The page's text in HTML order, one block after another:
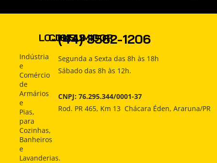
Indústria
e
Comércio
de
Armários
e
Pias,
para
Cozinhas,
Banheiros
e
Lavanderias.
LOJISTAS
Produtos
Como
Indústria
Notícias
CONSUMIDOR
Produtos
Como
Indústria
Notícias
PRODUTOS
COMO
COMPRAR
ATENDIMENTO
(44) 3562-1206
Segunda a Sexta das 8h às 18h
Sábado das 8h às 12h.
CNPJ: 76.295.344/0001-37
Rod. PR 465, Km 13 Chácara Éden, Araruna/PR